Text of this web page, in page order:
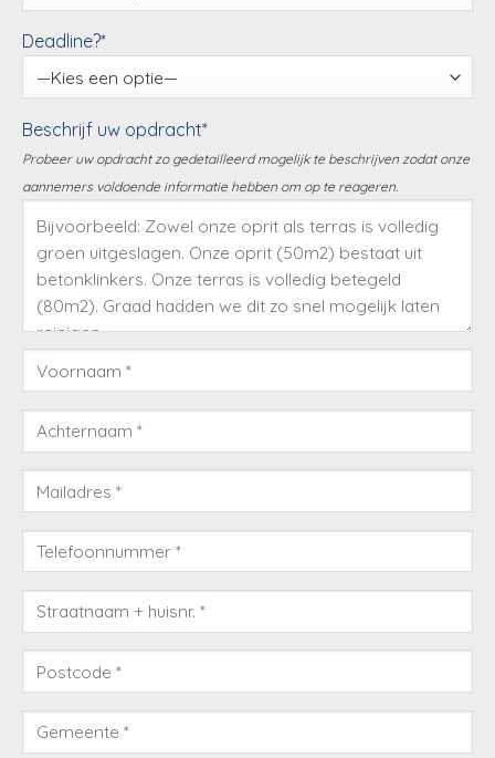
Deadline?*
Beschrijf uw opdracht*
Probeer uw opdracht zo gedetailleerd mogelijk te beschrijven zodat onze
aannemers voldoende informatie hebben om op te reageren.